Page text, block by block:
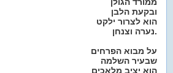
ובקעת הלבן
הוא לצרור ילקט
נערה וצנחן.
על מבוא הפרחים
שבעיר השלמה
הוא יציב מלאכים